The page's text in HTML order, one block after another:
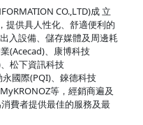
CO.,LTD)成 立
提供具人性化、舒適便利的
入設備、儲存媒體及周邊耗
(Acecad)、康博科技
松下資訊科技
國際(PQI)、錸德科技
等，經銷商遍及
費者提供最佳的服務及最